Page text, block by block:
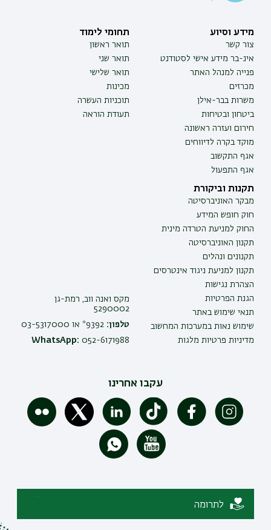
מידע וסיוע
צור קשר
אינ-בר מידע אישי לסטודנט
פנייה למנהל האתר
מכרזים
משרות בבר-אילן
ביטחון ובטיחות
חירום ועזרה ראשונה
מוקד בקרה לדיווחים
אגף התקשוב
אגף התפעול
תחומי לימוד
תואר ראשון
תואר שני
תואר שלישי
מכינות
תוכניות העשרה
תעודת הוראה
תקנות וביקורת
מבקר האוניברסיטה
חוק חופש המידע
החוק למניעת הטרדה מינית
תקנון האוניברסיטה
תקנונים ונהלים
תקנון למניעת ניגוד אינטרסים
הצהרת נגישות
הגנת הפרטיות
תנאי שימוש באתר
שימוש נאות במערכות המחשוב
מדיניות פרטיות מלגות
מקס ואנה ווב, רמת-גן
5290002
טלפון:
WhatsApp: 052-6171988
עקבו אחרינו
לתרומה